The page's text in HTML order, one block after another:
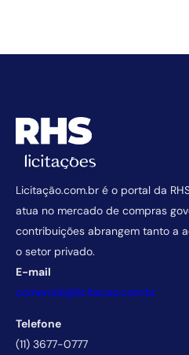
Licitação.com.br é o portal da
atua no mercado de compras
contribuições abrangem tanto a
o setor privado.
E-mail
comercial@licitacao.com.br
Telefone
(11) 3677-0777